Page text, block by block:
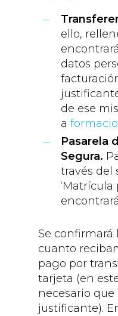
ello,
datos
de ese
a
Pasarela
Segura.
través del
Se
cuanto
pago por
tarjeta (en
necesario
justificante).